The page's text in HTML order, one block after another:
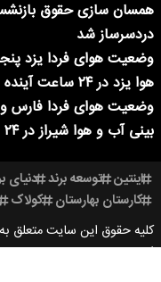
دردسرساز شد
هوا یزد در ۲۴ ساعت آینده + هواشناسی یزد
بینی آب و هوا شیراز در ۲۴ ساعت آینده + هواشناسی شیراز
اینتین توسعه برند دنیای
کارستان بهارستان کولاک
کلیه حقوق این سایت متعلق به
است.